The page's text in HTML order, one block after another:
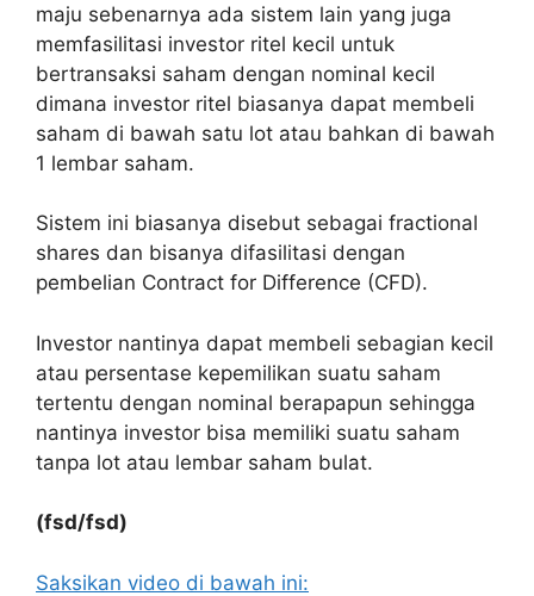
maju sebenarnya ada sistem lain yang juga
memfasilitasi investor ritel kecil untuk
bertransaksi saham dengan nominal kecil
dimana investor ritel biasanya dapat membeli
saham di bawah satu lot atau bahkan di bawah
1 lembar saham.
Sistem ini biasanya disebut sebagai fractional
shares dan bisanya difasilitasi dengan
pembelian Contract for Difference (CFD).
Investor nantinya dapat membeli sebagian kecil
atau persentase kepemilikan suatu saham
tertentu dengan nominal berapapun sehingga
nantinya investor bisa memiliki suatu saham
tanpa lot atau lembar saham bulat.
(fsd/fsd)
Saksikan video di bawah ini: